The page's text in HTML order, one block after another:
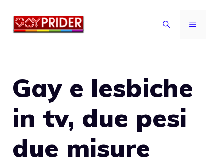
MENU
Gay e lesbiche
in tv, due pesi
due misure